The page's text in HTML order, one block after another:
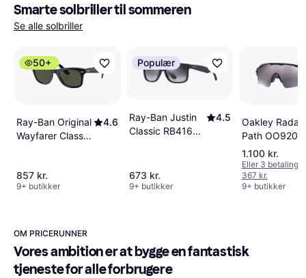
Smarte solbriller til sommeren
Se alle solbriller
50+
Ray-Ban Original
Wayfarer Classic
4.6
857 kr.
9+ butikker
Populær
Ray-Ban Justin
Classic RB4165
4.5
673 kr.
9+ butikker
Oakley Radar
Path
5238
1.100 kr.
Eller 3
367 kr.
9+ butikker
OM PRICERUNNER
Vores ambition er at bygge en fantastisk
tjeneste for alle forbrugere